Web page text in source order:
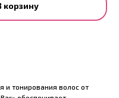
корзину
и тонирования волос от